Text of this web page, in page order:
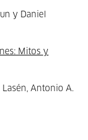
y Daniel
Mitos y
Antonio A.